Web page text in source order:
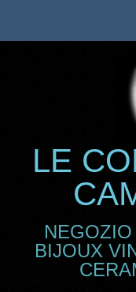
LE
BIJOUX